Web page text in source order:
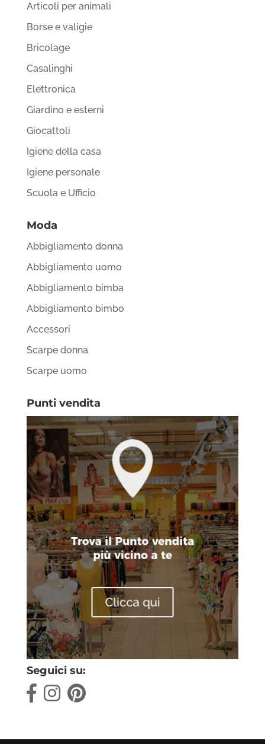
Articoli per animali
Borse e valigie
Bricolage
Casalinghi
Elettronica
Giardino e esterni
Giocattoli
Igiene della casa
Igiene personale
Scuola e Ufficio
Moda
Abbigliamento donna
Abbigliamento uomo
Abbigliamento bimba
Abbigliamento bimbo
Accessori
Scarpe donna
Scarpe uomo
Punti vendita
Seguici su: